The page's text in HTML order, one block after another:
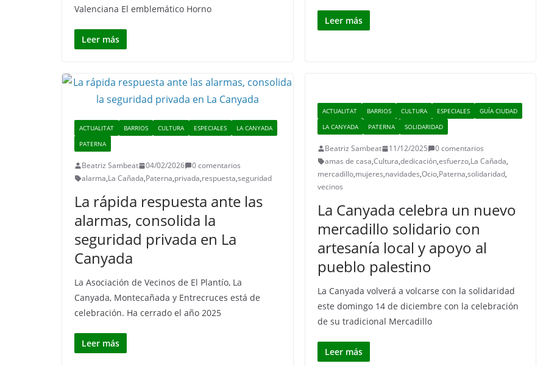
Valenciana El emblemático Horno
Leer más
Leer más
ACTUALITAT BARRIOS CULTURA ESPECIALES
LA CANYADA
PATERNA
Beatriz Sambeat 04/02/2026
0 comentarios
alarma,La Cañada,Paterna,privada,respuesta,seguridad
La rápida respuesta ante las
alarmas, consolida la
seguridad privada en La
Canyada
La Asociación de Vecinos de El Plantío, La
Canyada, Montecañada y Entrecruces está de
celebración. Ha cerrado el año 2025
Leer más
ACTUALITAT BARRIOS CULTURA ESPECIALES
GUÍA CIUDAD
LA CANYADA
PATERNA SOLIDARIDAD
Beatriz Sambeat 11/12/2025
0 comentarios
amas de casa,Cultura,dedicación,esfuerzo,La Cañada,
mercadillo,mujeres,navidades,Ocio,Paterna,solidaridad,
vecinos
La Canyada celebra un nuevo
mercadillo solidario con
artesanía local y apoyo al
pueblo palestino
La Canyada volverá a volcarse con la solidaridad
este domingo 14 de diciembre con la celebración
de su tradicional Mercadillo
Leer más